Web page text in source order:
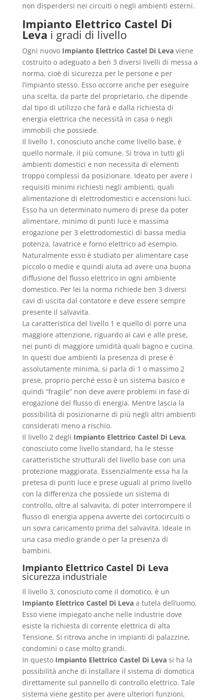
non disperdersi nei circuiti o negli ambienti esterni.
Impianto Elettrico Castel Di
Leva i gradi di livello
Ogni nuovo Impianto Elettrico Castel Di Levaviene
costruito o adeguato a ben 3 diversi livelli di messa a
norma, cioè di sicurezza per le persone e per
l’impianto stesso. Esso occorre anche per eseguire
una scelta, da parte del proprietario, che dipende
dal tipo di utilizzo che farà e dalla richiesta di
energia elettrica che necessità in casa o negli
immobili che possiede.
Il livello 1, conosciuto anche come livello base, è
quello normale, il più comune. Si trova in tutti gli
ambienti domestici e non necessita di elementi
troppo complessi da posizionare. Ideato per avere i
requisiti minimi richiesti negli ambienti, quali
alimentazione di elettrodomestici e accensioni luci.
Esso ha un determinato numero di prese da poter
alimentare, minimo di punti luce e massima
erogazione per 3 elettrodomestici di bassa media
potenza, lavatrice e forno elettrico ad esempio.
Naturalmente esso è studiato per alimentare case
piccolo o medie e quindi aiuta ad avere una buona
diffusione del flusso elettrico in ogni ambiente
domestico. Per lei la norma richiede ben 3 diversi
cavi di uscita dal contatore e deve essere sempre
presente il salvavita.
La caratteristica del livello 1 e quello di porre una
maggiore attenzione, riguardo ai cavi e alle prese,
nei punti di maggiore umidità quali bagno e cucina.
In questi due ambienti la presenza di prese è
assolutamente minima, si parla di 1 o massimo 2
prese, proprio perché esso è un sistema basico e
quindi “fragile” non deve avere problemi in fase di
erogazione del flusso di energia. Mentre lascia la
possibilità di posizionarne di più negli altri ambienti
considerati meno a rischio.
Il livello 2 degli Impianto Elettrico Castel Di Leva,
conosciuto come livello standard, ha le stesse
caratteristiche strutturali del livello base con una
protezione maggiorata. Essenzialmente essa ha la
pretesa di punti luce e prese uguali al primo livello
con la differenza che possiede un sistema di
controllo, oltre al salvavita, di poter interrompere il
flusso di energia appena avverte dei cortocircuiti o
un sovra caricamento prima del salvavita. Ideale in
una casa medio grande o per la presenza di
bambini.
Impianto Elettrico Castel Di Leva
sicurezza industriale
Il livello 3, conosciuto come il domotico, è un
Impianto Elettrico Castel Di Levaa tutela dell’uomo.
Esso viene impiegato anche nelle industrie dove
esiste la richiesta di corrente elettrica di alta
Tensione. Si ritrova anche in impianti di palazzine,
condomini o case molto grandi.
In questo Impianto Elettrico Castel Di Levasi ha la
possibilità anche di installare il sistema di domotica
direttamente sul pannello di controllo elettrico. Tale
sistema viene gestito per avere ulteriori funzioni,